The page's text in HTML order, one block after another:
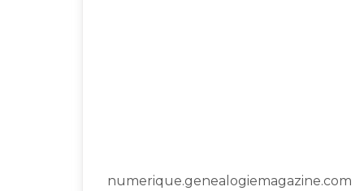
numerique.genealogiemagazine.com